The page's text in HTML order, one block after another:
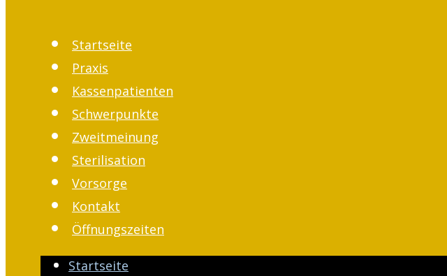
Startseite
Praxis
Kassenpatienten
Schwerpunkte
Zweitmeinung
Sterilisation
Vorsorge
Kontakt
Öffnungszeiten
Startseite